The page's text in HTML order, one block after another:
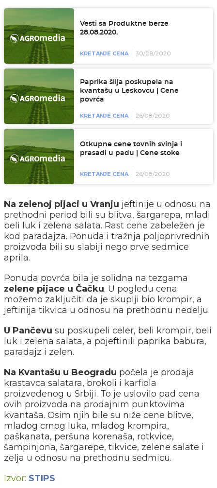
Vesti sa Produktne berze
28.08.2020.
KRETANJE CENA 30/08/2020
Paprika šilja poskupela na
kvantašu u Leskovcu | Cene
povrća
KRETANJE CENA 26/08/2020
Otkupne cene tovnih svinja i
prasadi u padu | Cene stoke
KRETANJE CENA 26/08/2020
Na zelenoj pijaci u Vranju jeftinije u odnosu na
prethodni period bili su blitva, šargarepa, mladi
beli luk i zelena salata. Rast cene zabeležen je
kod paradajza. Ponuda i tražnja poljoprivrednih
proizvoda bili su slabiji nego prve sedmice
aprila.
Ponuda povrća bila je solidna na tezgama
zelene pijace u Čačku. U pogledu cena
možemo zaključiti da je skuplji bio krompir, a
jeftinija tikvica u odnosu na prethodnu nedelju.
U Pančevu su poskupeli celer, beli krompir, beli
luk i zelena salata, a pojeftinili paprika babura,
paradajz i zelen.
Na Kvantašu u Beogradu počela je prodaja
krastavca salatara, brokoli i karfiola
proizvedenog u Srbiji. To je uslovilo pad cena
ovih proizvoda na prodajnim punktovima
kvantaša. Osim njih bile su niže cene blitve,
mladog crnog luka, mladog krompira,
paškanata, peršuna korenaša, rotkvice,
šampinjona, šargarepe, tikvice, zelene salate i
zelja u odnosu na prethodnu sedmicu.
Izvor: STIPS